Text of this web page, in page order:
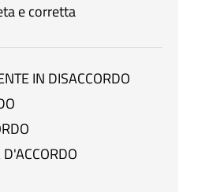
e corretta
IN DISACCORDO